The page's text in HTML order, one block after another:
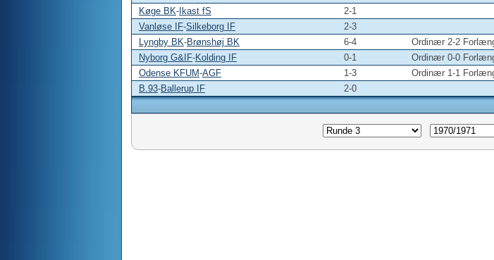
Køge BK- Ikast fS
2-1
Vanløse IF-Silkeborg IF
2-3
Lyngby BK-Brønshøj BK 6-4
Ordinær 2-2
Nyborg G&IF-Kolding IF 0-1
Ordinær 0-0
Odense KFUM-AGF 1-3
Ordinær 1-1
B.93-Ballerup IF 2-0